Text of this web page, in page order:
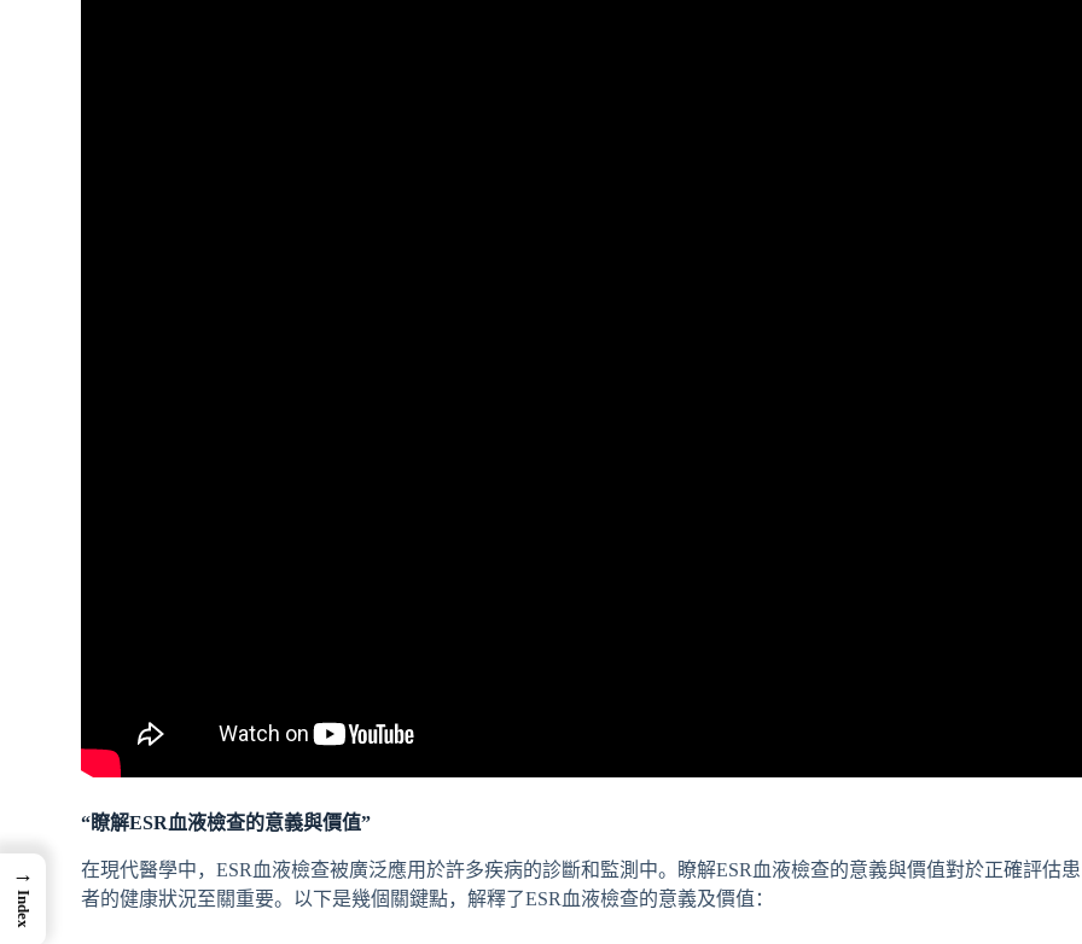
“瞭解ESR血液檢查的意義與價值”
在現代醫學中，ESR血液檢查被廣泛應用於許多疾病的診斷和監測中。瞭解ESR血液檢查的意義與價值對於正確評估患
者的健康狀況至關重要。以下是幾個關鍵點，解釋了ESR血液檢查的意義及價值：
→
Index